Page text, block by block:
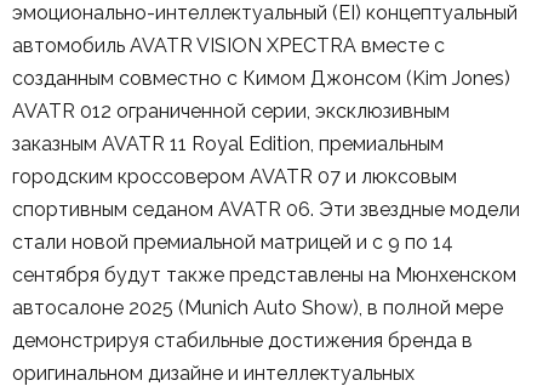
эмоционально-интеллектуальный (EI) концептуальный
автомобиль AVATR VISION XPECTRA вместе с
созданным совместно с Кимом Джонсом (Kim Jones)
AVATR 012 ограниченной серии, эксклюзивным
заказным AVATR 11 Royal Edition, премиальным
городским кроссовером AVATR 07 и люксовым
спортивным седаном AVATR 06. Эти звездные модели
стали новой премиальной матрицей и с 9 по 14
сентября будут также представлены на Мюнхенском
автосалоне 2025 (Munich Auto Show), в полной мере
демонстрируя стабильные достижения бренда в
оригинальном дизайне и интеллектуальных